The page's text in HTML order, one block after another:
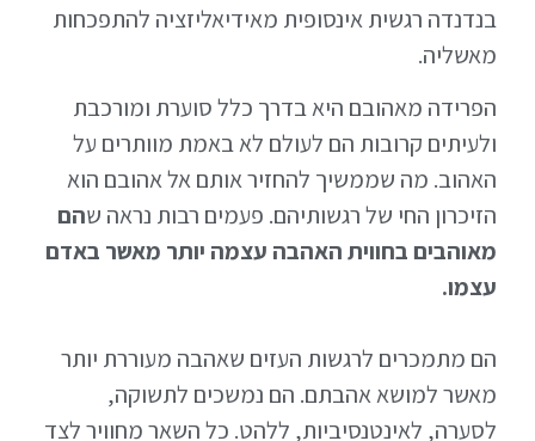
בנדנדה רגשית אינסופית מאידיאליזציה להתפכחות
מאשליה.
הפרידה מאהובם היא בדרך כלל סוערת ומורכבת
ולעיתים קרובות הם לעולם לא באמת מוותרים על
האהוב. מה שממשיך להחזיר אותם אל אהובם הוא
הזיכרון החי של רגשותיהם. פעמים רבות נראה שהם
מאוהבים בחווית האהבה עצמה יותר מאשר באדם
עצמו.
הם מתמכרים לרגשות העזים שאהבה מעוררת יותר
מאשר למושא אהבתם. הם נמשכים לתשוקה,
לסערה, לאינטנסיביות, ללהט. כל השאר מחוויר לצד